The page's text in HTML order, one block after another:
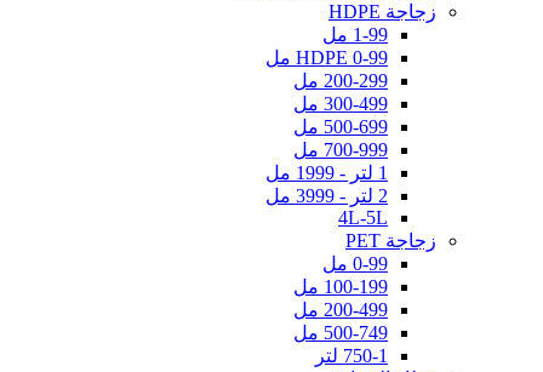
زجاجة HDPE
1-99 مل
HDPE 0-99 مل
200-299 مل
300-499 مل
500-699 مل
700-999 مل
1 لتر - 1999 مل
2 لتر - 3999 مل
4L-5L
زجاجة PET
0-99 مل
100-199 مل
200-499 مل
500-749 مل
750-1 لتر